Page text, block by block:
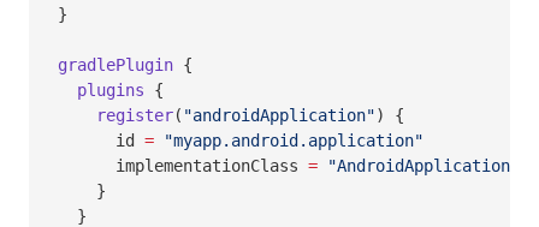
}
gradlePlugin {
  plugins
{
    register
( "androidApplication") {
      id
= "myapp.android.application"
      implementationClass
=
    }
  }